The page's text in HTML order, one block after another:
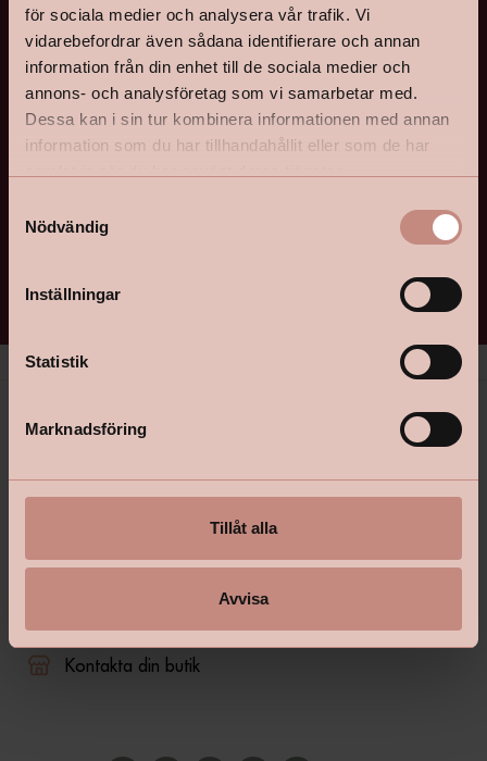
för sociala medier och analysera vår trafik. Vi
vidarebefordrar även sådana identifierare och annan
information från din enhet till de sociala medier och
annons- och analysföretag som vi samarbetar med.
Dessa kan i sin tur kombinera informationen med annan
information som du har tillhandahållit eller som de har
Nödvändig
Inställningar
Statistik
Marknadsföring
Tillåt alla
Avvisa
Bli medlem här
Är du inte med i kundklubben kan du bli det här! Att vara
med i kundklubben är självklart kostnadsfritt och du
behöver inget kort eller liknande. Du kan när som helst
avregistrera dig.
Kontakta din butik